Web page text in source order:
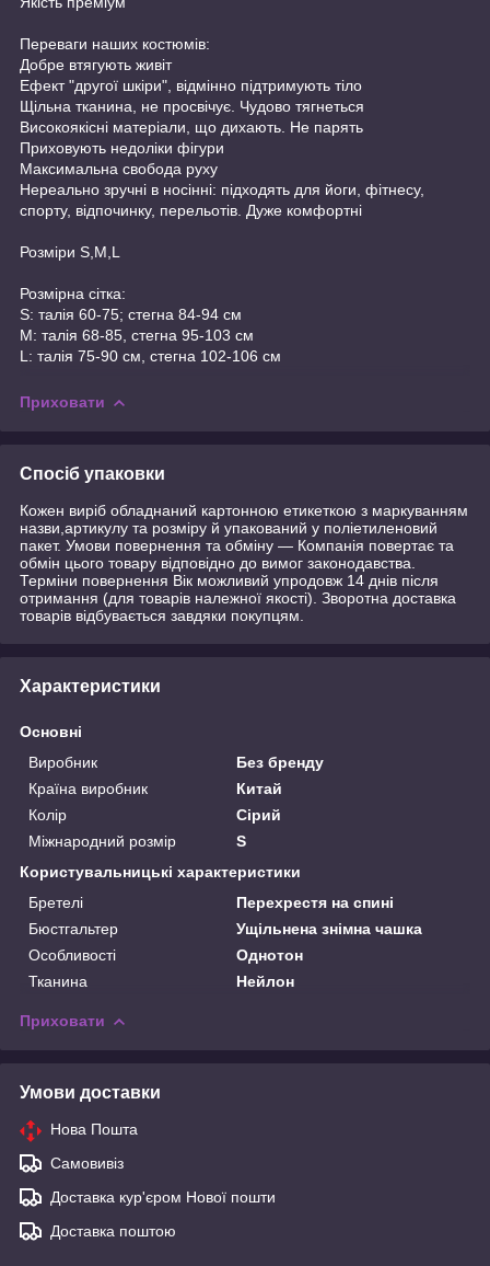
Переваги наших костюмів:
Добре втягують живіт
Ефект "другої шкіри", відмінно підтримують тіло
Щільна тканина, не просвічує. Чудово тягнеться
Високоякісні матеріали, що дихають. Не парять
Приховують недоліки фігури
Максимальна свобода руху
Нереально зручні в носінні: підходять для йоги, фітнесу,
спорту, відпочинку, перельотів. Дуже комфортні
Розміри S,M,L
Розмірна сітка:
S: талія 60-75; стегна 84-94 см
М: талія 68-85, стегна 95-103 см
L: талія 75-90 см, стегна 102-106 см
Приховати
Спосіб упаковки
Кожен виріб обладнаний картонною етикеткою з маркуванням
назви,артикулу та розміру й упакований у поліетиленовий
пакет. Умови повернення та обміну — Компанія повертає та
обмін цього товару відповідно до вимог законодавства.
Терміни повернення Вік можливий упродовж 14 днів після
отримання (для товарів належної якості). Зворотна доставка
товарів відбувається завдяки покупцям.
Характеристики
Основні
Виробник
Без бренду
Країна виробник
Китай
Колір
Сірий
Міжнародний розмір
S
Користувальницькі характеристики
Бретелі
Перехрестя на спині
Бюстгальтер
Ущільнена знімна чашка
Особливості
Однотон
Тканина
Нейлон
Приховати
Умови доставки
Нова Пошта
Самовивіз
Доставка кур'єром Нової пошти
Доставка поштою